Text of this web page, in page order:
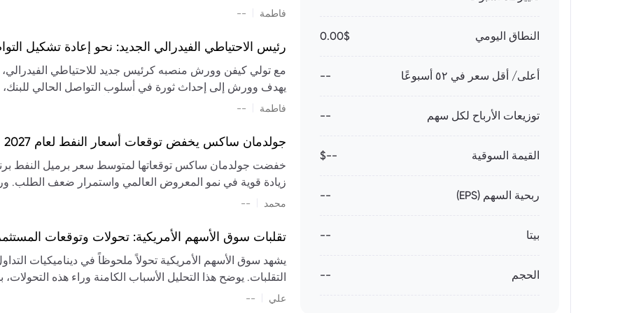
النطاق اليومي 0.00$
أعلى/ أقل سعر في ٥٢ أسبوعًا --
توزيعات الأرباح لكل سهم --
القيمة السوقية --$
ربحية السهم (EPS) --
بيتا --
الحجم --
تشكيل تقييم الصناعة، مع توقعات بارتفاع مستمر في الأسعار
فاطمة --
رئيس الاحتياطي الفيدرالي الجديد: نحو إعادة تشكيل
مع تولي كيفن وورش منصبه كرئيس جديد للاحتياطي الفيدرالي،
يهدف وورش إلى إحداث ثورة في أسلوب التواصل الحالي للبنك،
السياسة ويمنح البنك المركزي دوراً مبالغاً فيه. يسعى إلى
فاطمة --
جولدمان ساكس يخفض توقعات أسعار النفط لعام 2027 وسط تغيرات في العرض والطلب
زيادة قوية في نمو المعروض العالمي واستمرار ضعف الطلب.
العالمية في الربع الثاني
سابقًا. من المتوقع عودة صادرات دول الخليج إلى طبيعتها
عدم اليقين الجيوسياسي يمكن أن يؤدي إلى تقلبات سعرية
استمرار الاضطرابات، وسيناريوهات لانخفاض الأسعار في
إضافي.
محمد --
تقلبات سوق الأسهم الأمريكية: تحولات وتوقعات
يشهد سوق الأسهم الأمريكية تحولاً ملحوظاً في ديناميكيات
التقلبات. يوضح هذا التحليل الأسباب الكامنة وراء هذه
علي --